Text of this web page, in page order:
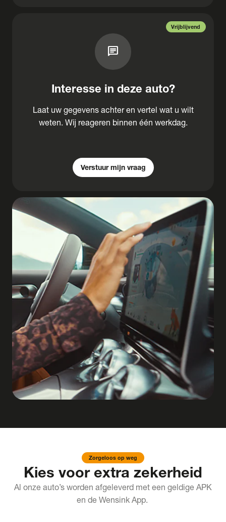
Vrijblijvend
chat
Interesse in deze auto?
Laat uw gegevens achter en vertel wat u wilt
weten. Wij reageren binnen één werkdag.
Verstuur mijn vraag
Zorgeloos op weg
Kies voor extra zekerheid
Al onze auto’s worden afgeleverd met een geldige APK
en de Wensink App.